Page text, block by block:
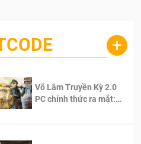
+
Võ Lâm Truyền Kỳ 2.0
PC chính thức ra mắt: